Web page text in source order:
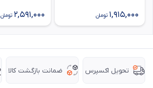
1,915,000 تومان 2,591,000 تومان
تحویل اکسپرس ضمانت بازگشت کالا